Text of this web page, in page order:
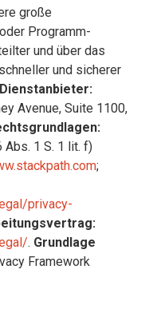
große
Programm-
und über das
und sicherer
Dienstanbieter:
Avenue, Suite 1100,
1 S. 1 lit. f)
;
privacy-
. Grundlage
Framework